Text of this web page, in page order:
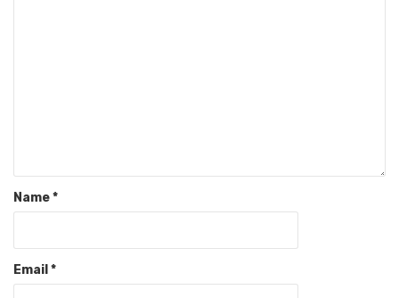
Name*
Email *